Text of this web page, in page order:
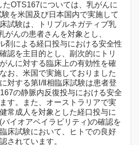
たOTS167については、乳がんに
験を米国及び日本国内で実施して
試験は、トリプルネガティブ乳
んの患者さんを対象とし、
剤による経口投与における安全性
認を主目的とし、副次的にトリ
んに対する臨床上の有効性を確
お、米国で実施しておりました
対する第Ⅰ/Ⅱ相臨床試験は患者登
の静脈内反復投与における安全
す。また、オーストラリアで実
常成人を対象とした経口投与に
イオアベイラビリティ)の確認を
床試験において、ヒトでの良好
されています。